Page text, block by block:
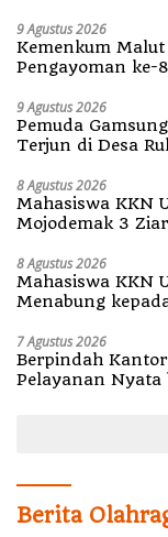
9 Agustus 2026
Kemenkum
Pengayoman ke-
9 Agustus 2026
Pemuda
Terjun di Desa
8 Agustus 2026
Mahasiswa KKN
Mojodemak 3
8 Agustus 2026
Mahasiswa KKN
Menabung
7 Agustus 2026
Berpindah Kantor ke
Pelayanan Nyata
Berita